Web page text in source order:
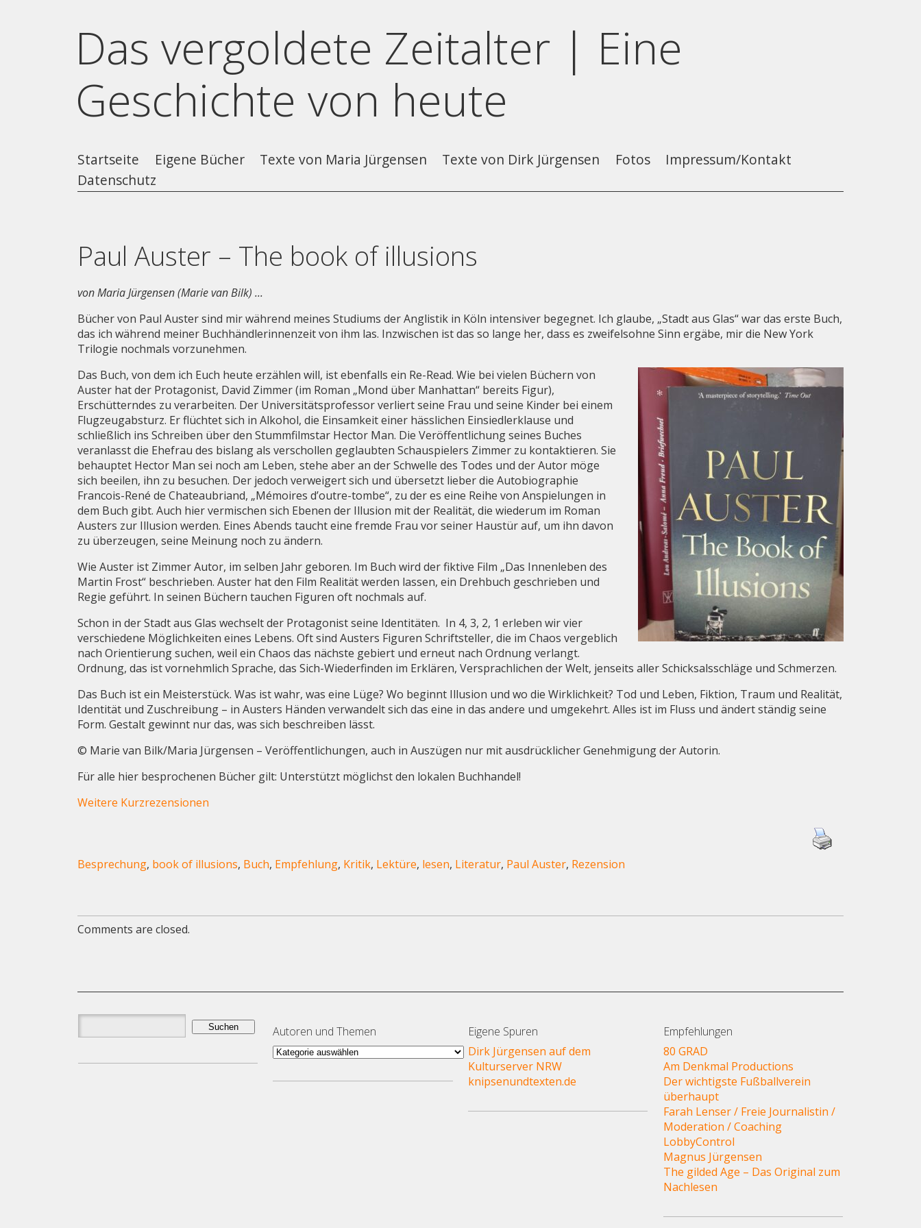
Das vergoldete Zeitalter | Eine
Geschichte von heute
Startseite Eigene Bücher Texte von Maria Jürgensen Texte von Dirk Jürgensen Fotos
Impressum/Kontakt
Datenschutz
Paul Auster – The book of illusions
von Maria Jürgensen (Marie van Bilk) ...
Bücher von Paul Auster sind mir während meines Studiums der Anglistik in Köln intensiver begegnet. Ich glaube, „Stadt aus Glas“ war das erste Buch,
das ich während meiner Buchhändlerinnenzeit von ihm las. Inzwischen ist das so lange her, dass es zweifelsohne Sinn ergäbe, mir die New York
Trilogie nochmals vorzunehmen.
Das Buch, von dem ich Euch heute erzählen will, ist ebenfalls ein Re-Read. Wie bei vielen Büchern von
Auster hat der Protagonist, David Zimmer (im Roman „Mond über Manhattan“ bereits Figur),
Erschütterndes zu verarbeiten. Der Universitätsprofessor verliert seine Frau und seine Kinder bei einem
Flugzeugabsturz. Er flüchtet sich in Alkohol, die Einsamkeit einer hässlichen Einsiedlerklause und
schließlich ins Schreiben über den Stummfilmstar Hector Man. Die Veröffentlichung seines Buches
veranlasst die Ehefrau des bislang als verschollen geglaubten Schauspielers Zimmer zu kontaktieren. Sie
behauptet Hector Man sei noch am Leben, stehe aber an der Schwelle des Todes und der Autor möge
sich beeilen, ihn zu besuchen. Der jedoch verweigert sich und übersetzt lieber die Autobiographie
Francois-René de Chateaubriand, „Mémoires d’outre-tombe“, zu der es eine Reihe von Anspielungen in
dem Buch gibt. Auch hier vermischen sich Ebenen der Illusion mit der Realität, die wiederum im Roman
Austers zur Illusion werden. Eines Abends taucht eine fremde Frau vor seiner Haustür auf, um ihn davon
zu überzeugen, seine Meinung noch zu ändern.
Wie Auster ist Zimmer Autor, im selben Jahr geboren. Im Buch wird der fiktive Film „Das Innenleben des
Martin Frost“ beschrieben. Auster hat den Film Realität werden lassen, ein Drehbuch geschrieben und
Regie geführt. In seinen Büchern tauchen Figuren oft nochmals auf.
Schon in der Stadt aus Glas wechselt der Protagonist seine Identitäten. In 4, 3, 2, 1 erleben wir vier
verschiedene Möglichkeiten eines Lebens. Oft sind Austers Figuren Schriftsteller, die im Chaos vergeblich
nach Orientierung suchen, weil ein Chaos das nächste gebiert und erneut nach Ordnung verlangt.
Ordnung, das ist vornehmlich Sprache, das Sich-Wiederfinden im Erklären, Versprachlichen der Welt, jenseits aller Schicksalsschläge und Schmerzen.
Das Buch ist ein Meisterstück. Was ist wahr, was eine Lüge? Wo beginnt Illusion und wo die Wirklichkeit? Tod und Leben, Fiktion, Traum und Realität,
Identität und Zuschreibung – in Austers Händen verwandelt sich das eine in das andere und umgekehrt. Alles ist im Fluss und ändert ständig seine
Form. Gestalt gewinnt nur das, was sich beschreiben lässt.
© Marie van Bilk/Maria Jürgensen – Veröffentlichungen, auch in Auszügen nur mit ausdrücklicher Genehmigung der Autorin.
Für alle hier besprochenen Bücher gilt: Unterstützt möglichst den lokalen Buchhandel!
Weitere Kurzrezensionen
Besprechung, book of illusions, Buch, Empfehlung, Kritik, Lektüre, lesen, Literatur, Paul Auster, Rezension
Comments are closed.
Suchen
nach:
Autoren und Themen
Autoren
Themen
Eigene Spuren
Dirk Jürgensen auf dem
Kulturserver NRW
knipsenundtexten.de
Empfehlungen
80 GRAD
Am Denkmal Productions
Der wichtigste Fußballverein
überhaupt
Farah Lenser / Freie Journalistin /
Moderation / Coaching
LobbyControl
Magnus Jürgensen
The gilded Age – Das Original zum
Nachlesen